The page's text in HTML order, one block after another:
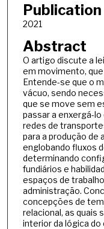
2021
Abstract
O artigo discute a
em movimento,
Entende-se que o
vácuo, sendo
que se move sem
passar a enxergá-
redes de
para a produção de
englobando fluxos
determinando
fundiários e
espaços de
administração.
concepções de
relacional, as quais
interior da lógica do